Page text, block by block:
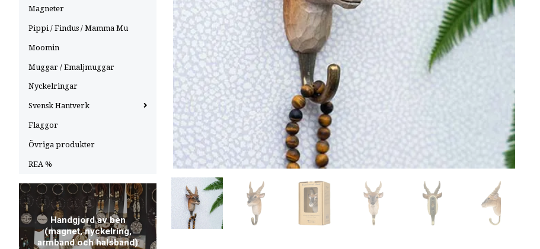
Magneter
Pippi / Findus / Mamma Mu
Moomin
Muggar / Emaljmuggar
Nyckelringar
Svensk Hantverk
Flaggor
Övriga produkter
REA %
Handgjord av ben
(magnet, nyckelring,
armband och halsband)